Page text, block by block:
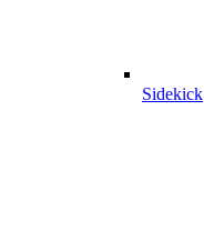
Sidekick